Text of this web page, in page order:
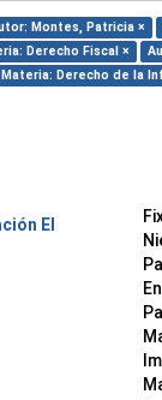
Montes, Patricia ×
Derecho Fiscal ×
Materia: Derecho de la
El